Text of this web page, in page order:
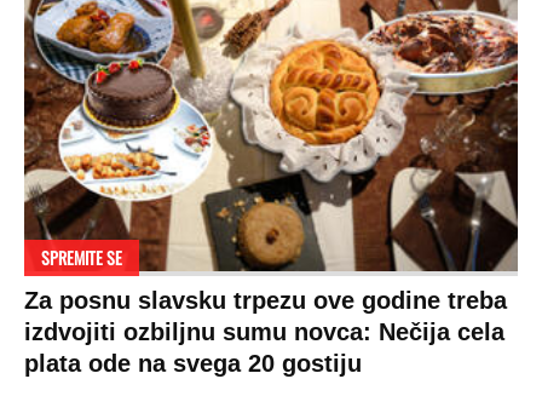
SPREMITE SE
Za posnu slavsku trpezu ove godine treba
izdvojiti ozbiljnu sumu novca: Nečija cela
plata ode na svega 20 gostiju